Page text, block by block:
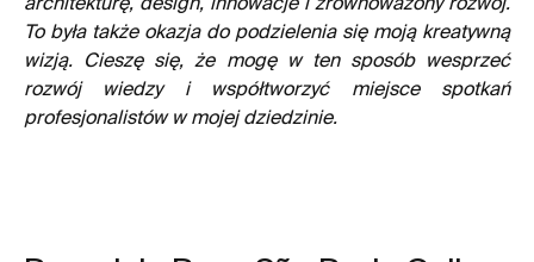
To była także okazja do podzielenia się moją kreatywną
wizją. Cieszę się, że mogę w ten sposób wesprzeć
rozwój wiedzy i współtworzyć miejsce spotkań
profesjonalistów w mojej dziedzinie.